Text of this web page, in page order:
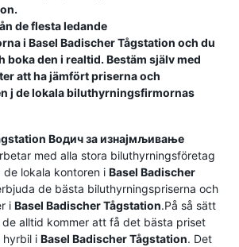
.
de flesta ledande
i Basel Badischer Tågstation och du
boka den i realtid. Bestäm själv med
att ha jämfört priserna och
j de lokala biluthyrningsfirmornas
Водич за изнајмљивање
med alla stora biluthyrningsföretag
lokala kontoren i Basel Badischer
de bästa biluthyrningspriserna och
i Basel Badischer Tågstation.På så sätt
alltid kommer att få det bästa priset
hyrbil i Basel Badischer Tågstation. Det